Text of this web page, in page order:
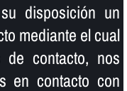
disposición un
mediante el cual
contacto, nos
en contacto con